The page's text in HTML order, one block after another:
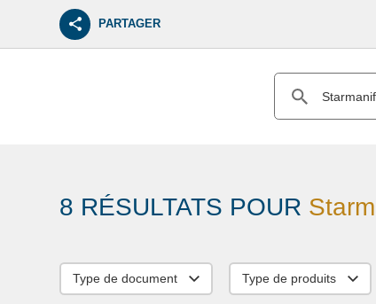
PARTAGER
8 RÉSULTATS POUR
Type de document Type de produits